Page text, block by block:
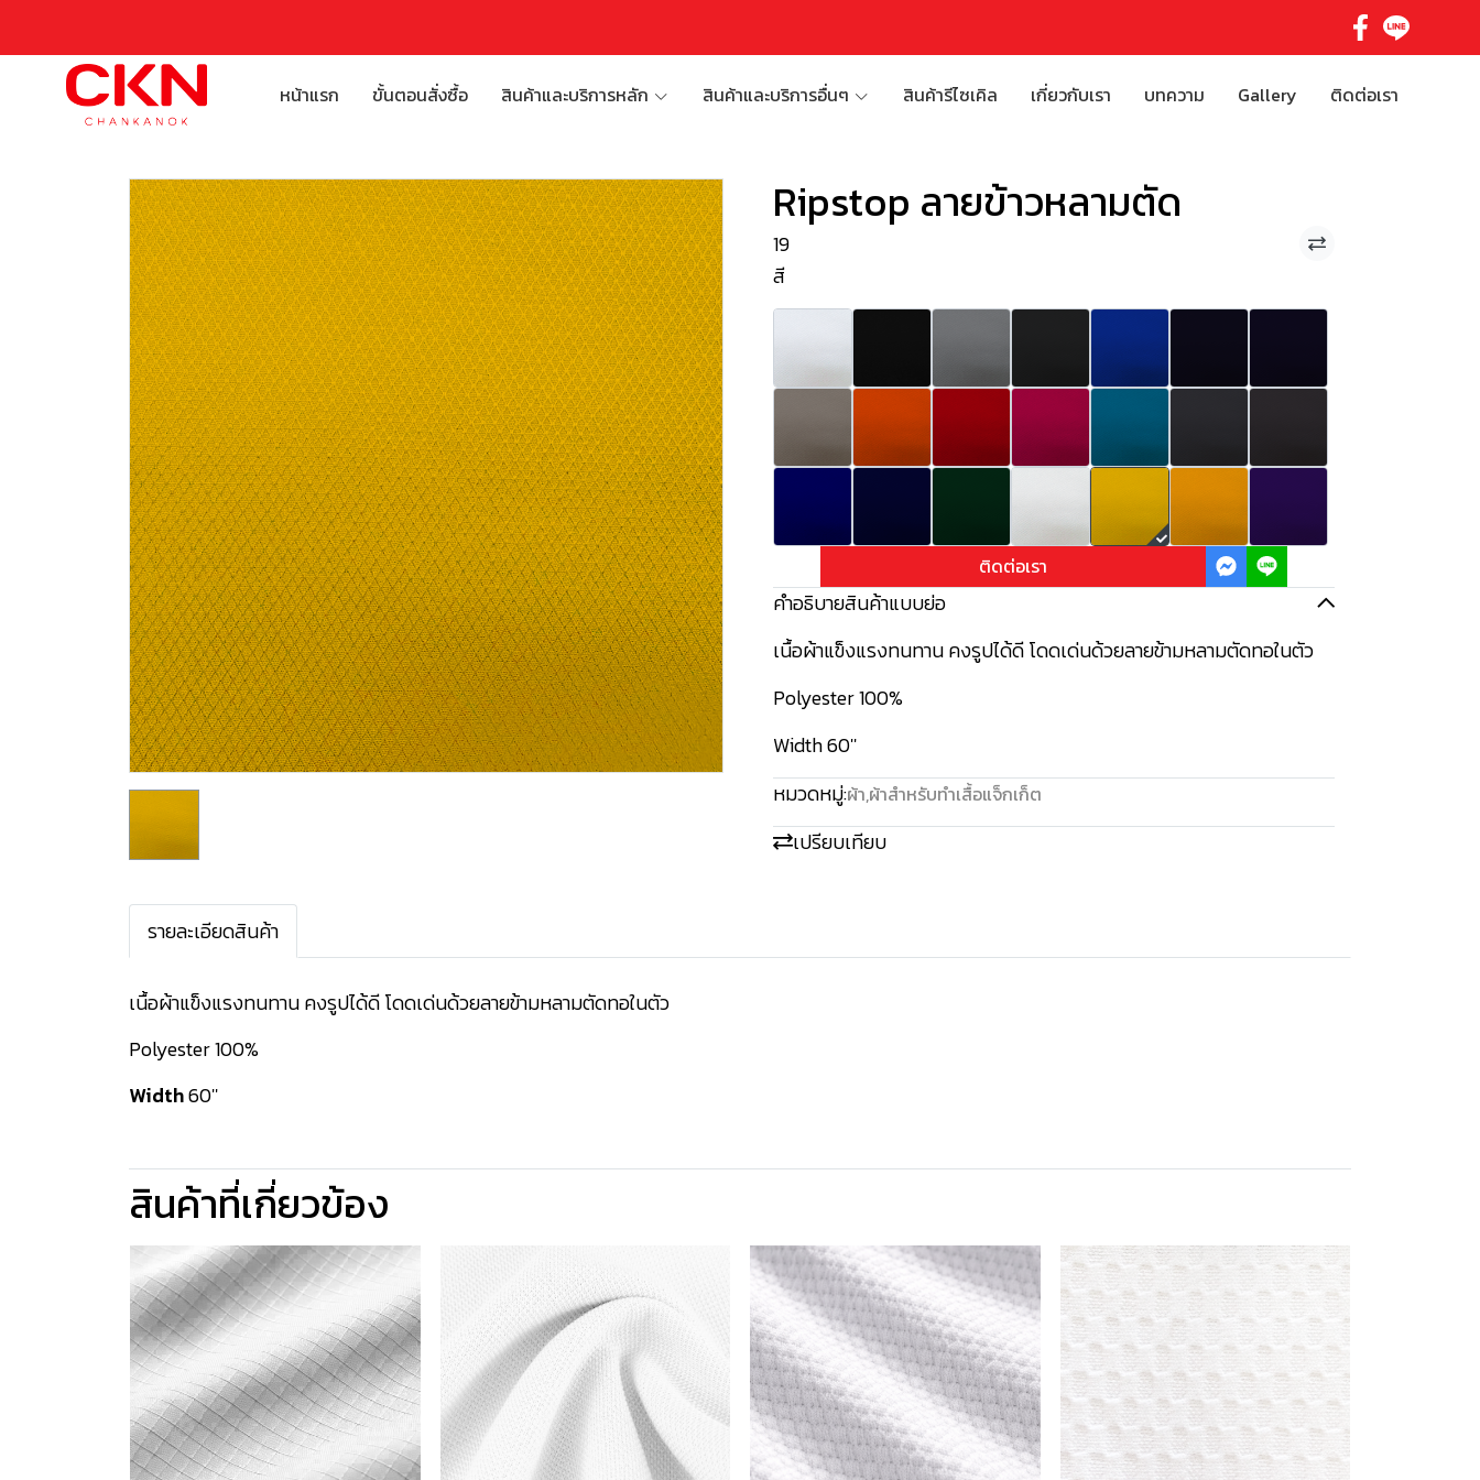
หน้าแรก ขั้นตอนสั่งซื้อ สินค้าและบริการหลัก สินค้าและบริการอื่นๆ สินค้ารีไซเคิล เกี่ยวกับเรา บทความ Gallery ติดต่อเรา
Ripstop ลายข้าวหลามตัด
19
สี
ติดต่อเรา
คำอธิบายสินค้าแบบย่อ
เนื้อผ้าแข็งแรงทนทาน คงรูปได้ดี โดดเด่นด้วยลายข้ามหลามตัดทอในตัว
Polyester 100%
Width 60''
หมวดหมู่:ผ้า,ผ้าสำหรับทำเสื้อแจ็กเก็ต
เปรียบเทียบ
รายละเอียดสินค้า
เนื้อผ้าแข็งแรงทนทาน คงรูปได้ดี โดดเด่นด้วยลายข้ามหลามตัดทอในตัว
Polyester 100%
Width60''
สินค้าที่เกี่ยวข้อง